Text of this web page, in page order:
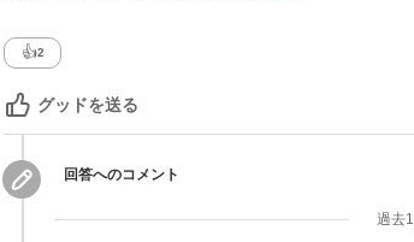
👍2
グッドを送る
回答へのコメント
過去